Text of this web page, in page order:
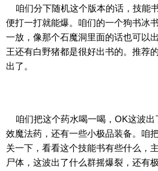
咱们分下随机这个版本的话，技能
便打一打就能爆。咱们的一个狗书冰
一放，像那个石魔洞里面的话也可以
王还有白野猪都是很好出书的。推荐
出了。
咱们把这个药水喝一喝，OK这波出
效魔法药，还有一些小极品装备。咱
关一下，看看这个技能书有些什么，
尸体，这波出了什么群摇爆裂，还有